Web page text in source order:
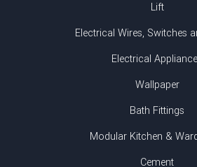
Lift
Electrical Wires, Switches
Electrical
Wallpaper
Bath Fittings
Modular Kitchen &
Cement